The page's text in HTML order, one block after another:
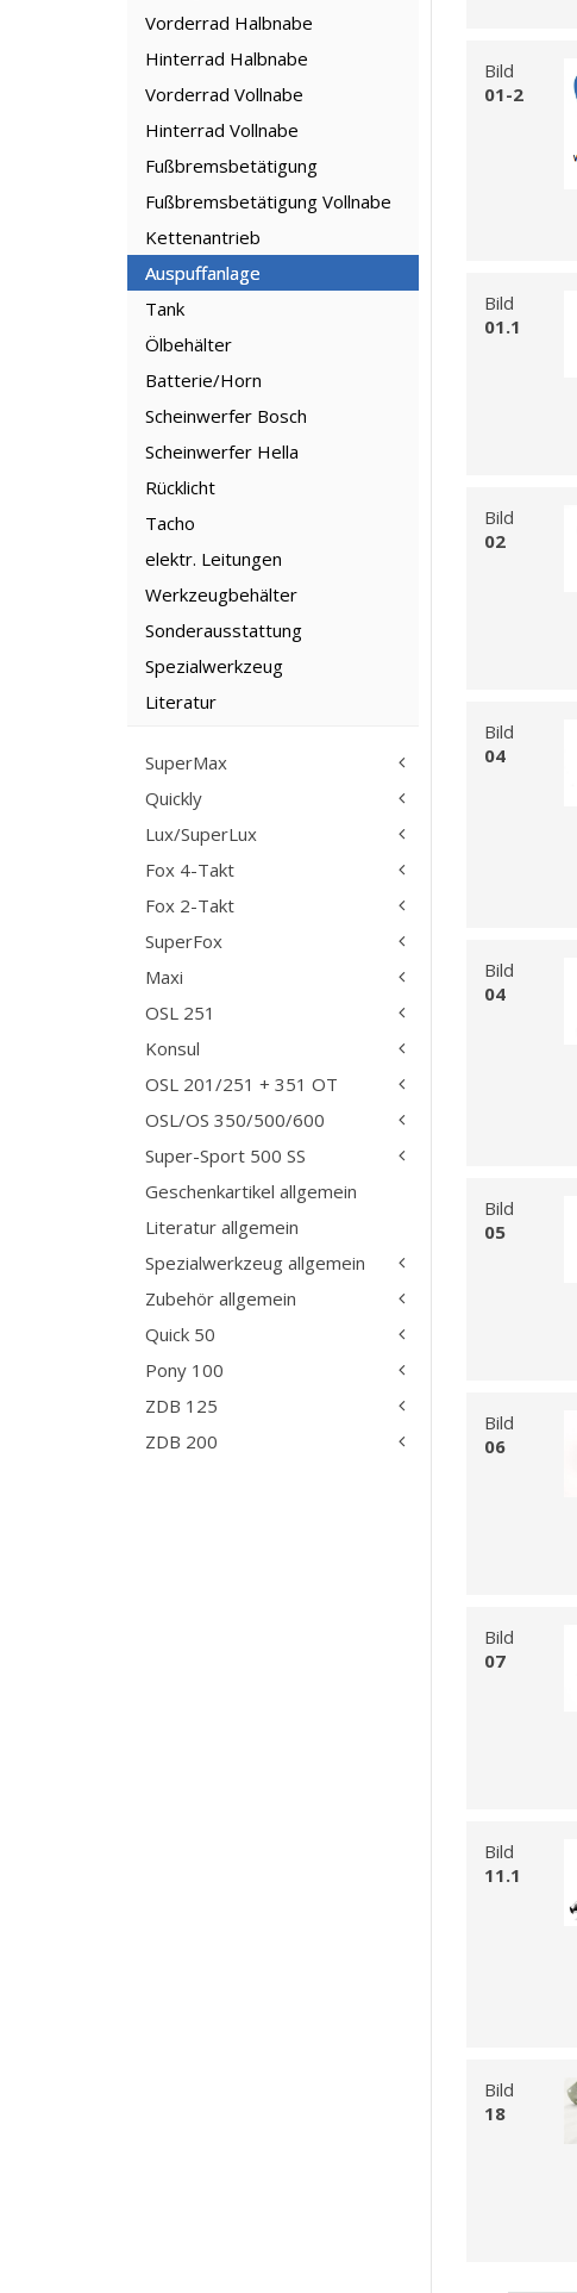
Vorderrad Halbnabe
Hinterrad Halbnabe
Vorderrad Vollnabe
Hinterrad Vollnabe
Fußbremsbetätigung
Fußbremsbetätigung Vollnabe
Kettenantrieb
Auspuffanlage
Tank
Ölbehälter
Batterie/Horn
Scheinwerfer Bosch
Scheinwerfer Hella
Rücklicht
Tacho
elektr. Leitungen
Werkzeugbehälter
Sonderausstattung
Spezialwerkzeug
Literatur
SuperMax
Quickly
Lux/SuperLux
Fox 4-Takt
Fox 2-Takt
SuperFox
Maxi
OSL 251
Konsul
OSL 201/251 + 351 OT
OSL/OS 350/500/600
Super-Sport 500 SS
Geschenkartikel allgemein
Literatur allgemein
Spezialwerkzeug allgemein
Zubehör allgemein
Quick 50
Pony 100
ZDB 125
ZDB 200
Bild
01-2
Bild
01.1
Bild
02
Bild
04
Bild
04
Bild
05
Bild
06
Bild
07
Bild
11.1
Bild
18